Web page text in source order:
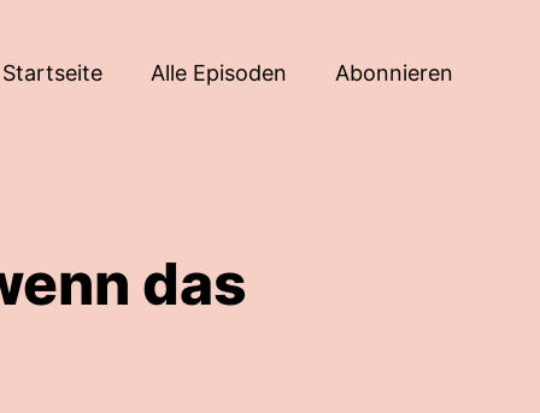
Startseite Alle Episoden Abonnieren
das